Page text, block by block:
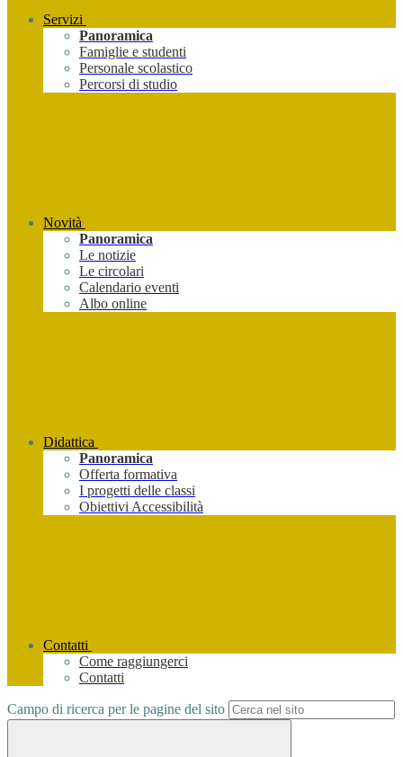
Servizi
Panoramica
Famiglie e studenti
Personale scolastico
Percorsi di studio
Novità
Panoramica
Le notizie
Le circolari
Calendario eventi
Albo online
Didattica
Panoramica
Offerta formativa
I progetti delle classi
Obiettivi Accessibilità
Contatti
Come raggiungerci
Contatti
Campo di ricerca per le pagine del sito